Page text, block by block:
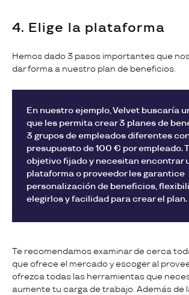
4. Elige la plataforma
Hemos dado 3 pasos importantes que
dar forma a nuestro plan de beneficios.
En nuestro ejemplo, Velvet buscaría
que les permita crear 3 planes de
3 grupos de empleados diferentes
presupuesto de 100 € por empleado.
objetivo fijado y necesitan encontrar
plataforma o proveedor les garantice
personalización de beneficios,
elegirlos y facilidad para crear el plan.
Te recomendamos examinar de cerca
que ofrece el mercado y escoger al
ofrezca todas las herramientas que
aumente tu carga de trabajo. Además de